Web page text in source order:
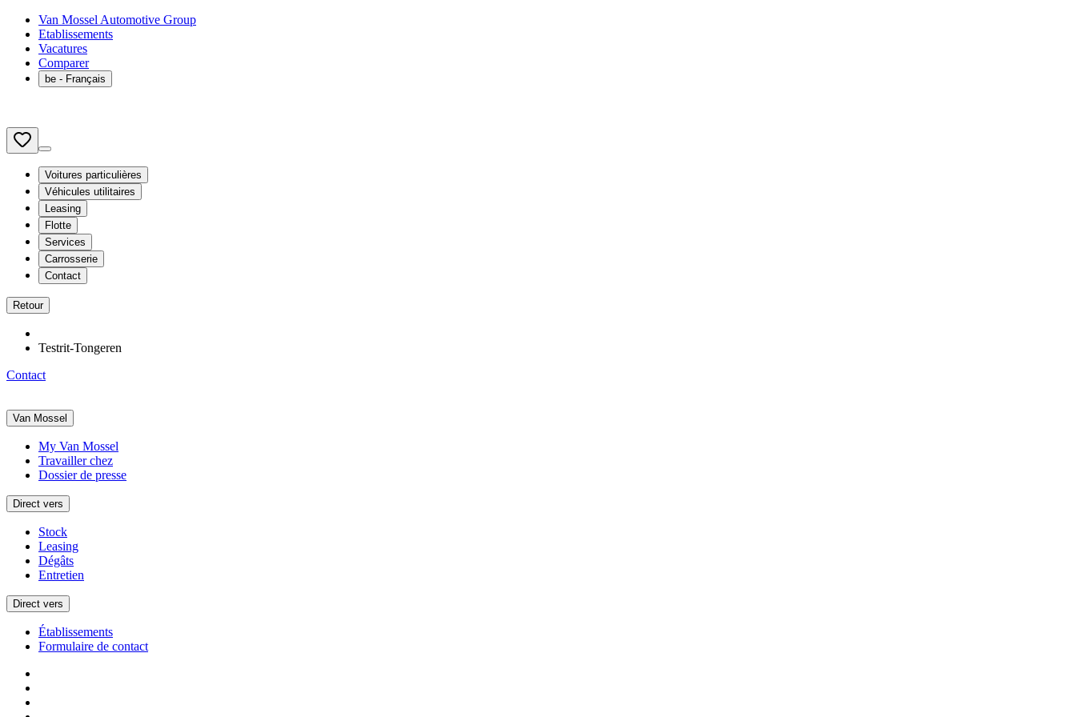
Van Mossel Automotive Group
Etablissements
Vacatures
Comparer
be - Français
Voitures particulières
Véhicules utilitaires
Leasing
Flotte
Services
Carrosserie
Contact
Retour
Testrit-Tongeren
Contact
Van Mossel
My Van Mossel
Travailler chez
Dossier de presse
Direct vers
Stock
Leasing
Dégâts
Entretien
Direct vers
Établissements
Formulaire de contact